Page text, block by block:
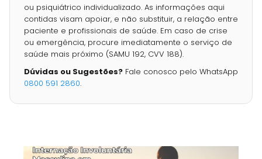
ou psiquiátrico individualizado. As informações aqui
contidas visam apoiar, e não substituir, a relação entre
paciente e profissionais de saúde. Em caso de crise
ou emergência, procure imediatamente o serviço de
saúde mais próximo (SAMU 192, CVV 188).
Dúvidas ou Sugestões? Fale conosco pelo WhatsApp
0800 591 2860.